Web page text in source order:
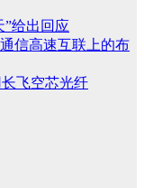
”给出回应
信高速互联上的布
飞空芯光纤